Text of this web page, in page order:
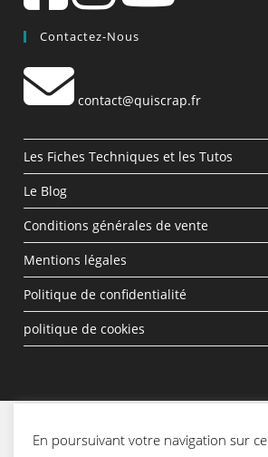
Contactez-Nous
contact@quiscrap.fr
Les Fiches Techniques et les Tutos
Le Blog
Conditions générales de vente
Mentions légales
Politique de confidentialité
politique de cookies
En poursuivant votre navigation sur ce